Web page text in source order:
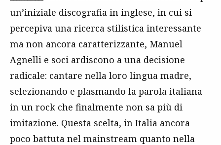
un’iniziale discografia in inglese, in cui si
percepiva una ricerca stilistica interessante
ma non ancora caratterizzante, Manuel
Agnelli e soci ardiscono a una decisione
radicale: cantare nella loro lingua madre,
selezionando e plasmando la parola italiana
in un rock che finalmente non sa più di
imitazione. Questa scelta, in Italia ancora
poco battuta nel mainstream quanto nella